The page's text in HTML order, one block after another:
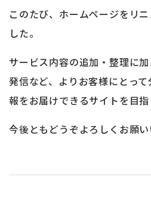
このたび、ホームページをリ
した。
サービス内容の追加・整理に
発信など、よりお客様にとっ
報をお届けできるサイトを目指
今後ともどうぞよろしくお願い